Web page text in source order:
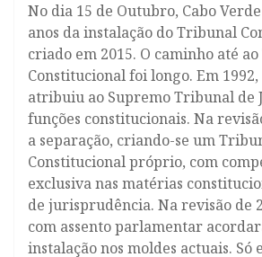
No dia 15 de Outubro, Cabo
anos da instalação do Tribunal
criado em 2015. O caminho até
Constitucional foi longo. Em
atribuiu ao Supremo Tribunal de
funções constitucionais. Na
a separação, criando-se um
Constitucional próprio, com
exclusiva nas matérias
de jurisprudência. Na revisão de
com assento parlamentar
instalação nos moldes actuais. Só